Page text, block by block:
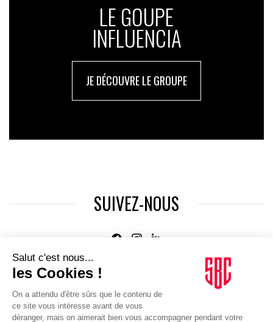
LE GOUPE
INFLUENCIA
JE DÉCOUVRE LE GROUPE
SUIVEZ-NOUS